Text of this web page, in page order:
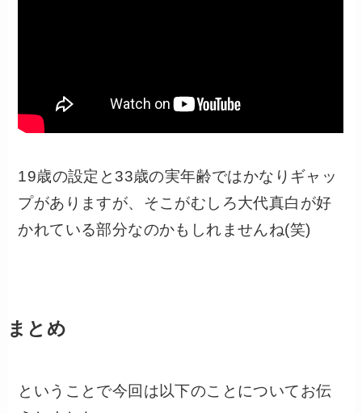
19歳の設定と33歳の実年齢ではかなりギャッ
プがありますが、そこがむしろ大代真白が好
かれている部分なのかもしれませんね(笑)
まとめ
ということで今回は以下のことについてお伝